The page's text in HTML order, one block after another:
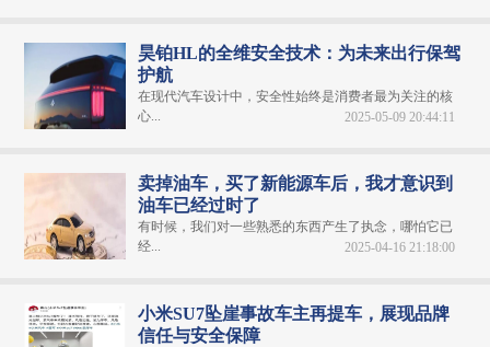
昊铂HL的全维安全技术：为未来出行保驾
护航
在现代汽车设计中，安全性始终是消费者最为关注的核
心...
2025-05-09 20:44:11
卖掉油车，买了新能源车后，我才意识到
油车已经过时了
有时候，我们对一些熟悉的东西产生了执念，哪怕它已
经...
2025-04-16 21:18:00
小米SU7坠崖事故车主再提车，展现品牌
信任与安全保障